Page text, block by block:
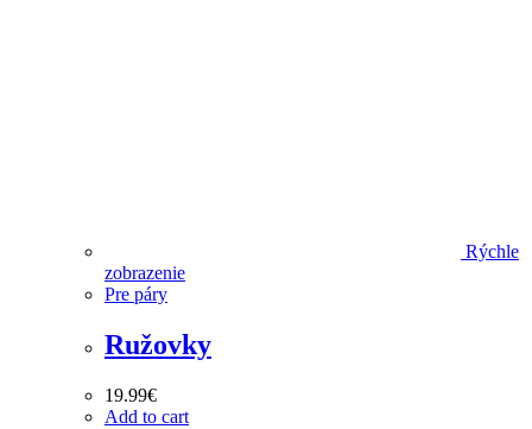
Rýchle
zobrazenie
Pre páry
Ružovky
19.99€
Add to cart